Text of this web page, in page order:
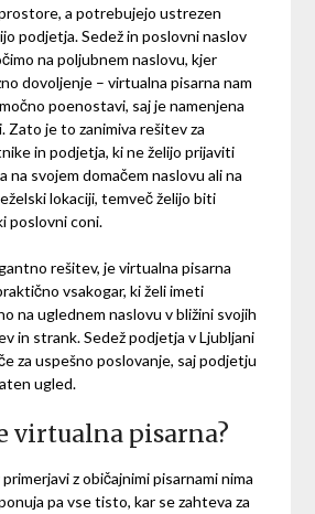
a potrebujejo ustrezen
podjetja. Sedež in poslovni naslov
na poljubnem naslovu, kjer
dovoljenje – virtualna pisarna nam
poenostavi, saj je namenjena
Zato je to zanimiva rešitev za
in podjetja, ki ne želijo prijaviti
na svojem domačem naslovu ali na
lokaciji, temveč želijo biti
poslovni coni.
rešitev, je virtualna pisarna
vsakogar, ki želi imeti
na uglednem naslovu v bližini svojih
in strank. Sedež podjetja v Ljubljani
za uspešno poslovanje, saj podjetju
ugled.
virtualna pisarna?
z običajnimi pisarnami nima
pa vse tisto, kar se zahteva za